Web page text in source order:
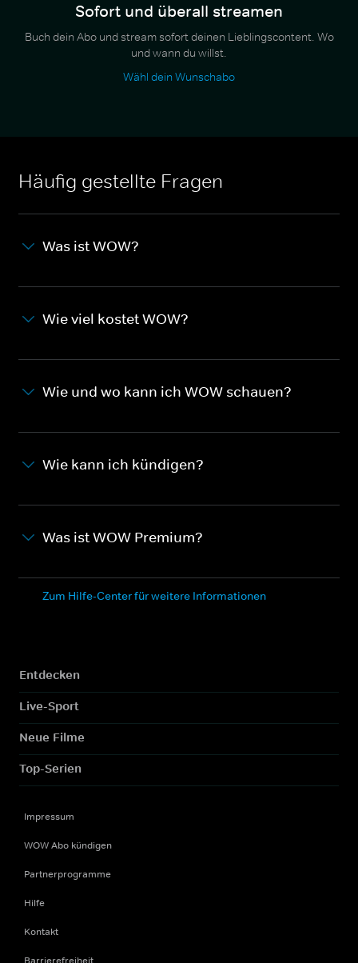
Sofort und überall streamen
Buch dein Abo und stream sofort deinen Lieblingscontent. Wo
und wann du willst.
Wähl dein Wunschabo
Häufig gestellte Fragen
Was ist WOW?
Wie viel kostet WOW?
Wie und wo kann ich WOW schauen?
Wie kann ich kündigen?
Was ist WOW Premium?
Zum Hilfe-Center für weitere Informationen
Entdecken
Live-Sport
Neue Filme
Top-Serien
Impressum
WOW Abo kündigen
Partnerprogramme
Hilfe
Kontakt